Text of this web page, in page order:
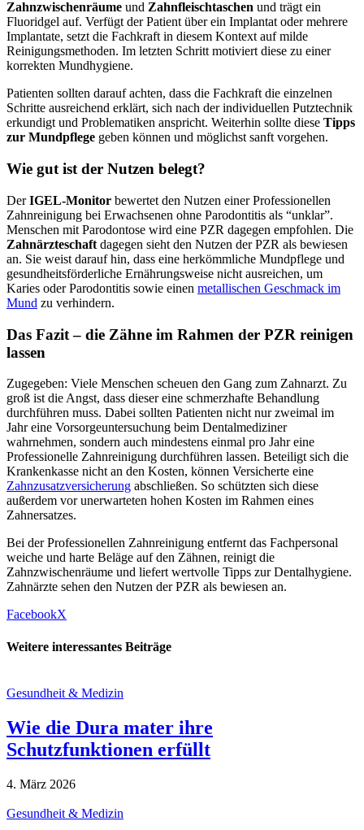
Zahnzwischenräume und Zahnfleischtaschen und trägt ein
Fluoridgel auf. Verfügt der Patient über ein Implantat oder mehrere
Implantate, setzt die Fachkraft in diesem Kontext auf milde
Reinigungsmethoden. Im letzten Schritt motiviert diese zu einer
korrekten Mundhygiene.
Patienten sollten darauf achten, dass die Fachkraft die einzelnen
Schritte ausreichend erklärt, sich nach der individuellen Putztechnik
erkundigt und Problematiken anspricht. Weiterhin sollte diese Tipps
zur Mundpflege geben können und möglichst sanft vorgehen.
Wie gut ist der Nutzen belegt?
DerIGEL-Monitor bewertet den Nutzen einer Professionellen
Zahnreinigung bei Erwachsenen ohne Parodontitis als “unklar”.
Menschen mit Parodontose wird eine PZR dagegen empfohlen. Die
Zahnärzteschaft dagegen sieht den Nutzen der PZR als bewiesen
an. Sie weist darauf hin, dass eine herkömmliche Mundpflege und
gesundheitsförderliche Ernährungsweise nicht ausreichen, um
Karies oder Parodontitis sowie einen metallischen Geschmack im
Mund zu verhindern.
Das Fazit – die Zähne im Rahmen der PZR reinigen
lassen
Zugegeben: Viele Menschen scheuen den Gang zum Zahnarzt. Zu
groß ist die Angst, dass dieser eine schmerzhafte Behandlung
durchführen muss. Dabei sollten Patienten nicht nur zweimal im
Jahr eine Vorsorgeuntersuchung beim Dentalmediziner
wahrnehmen, sondern auch mindestens einmal pro Jahr eine
Professionelle Zahnreinigung durchführen lassen. Beteiligt sich die
Krankenkasse nicht an den Kosten, können Versicherte eine
Zahnzusatzversicherung abschließen. So schützten sich diese
außerdem vor unerwarteten hohen Kosten im Rahmen eines
Zahnersatzes.
Bei der Professionellen Zahnreinigung entfernt das Fachpersonal
weiche und harte Beläge auf den Zähnen, reinigt die
Zahnzwischenräume und liefert wertvolle Tipps zur Dentalhygiene.
Zahnärzte sehen den Nutzen der PZR als bewiesen an.
FacebookX
Weitere interessantes Beiträge
Gesundheit & Medizin
Wie die Dura mater ihre
Schutzfunktionen erfüllt
4. März 2026
Gesundheit & Medizin